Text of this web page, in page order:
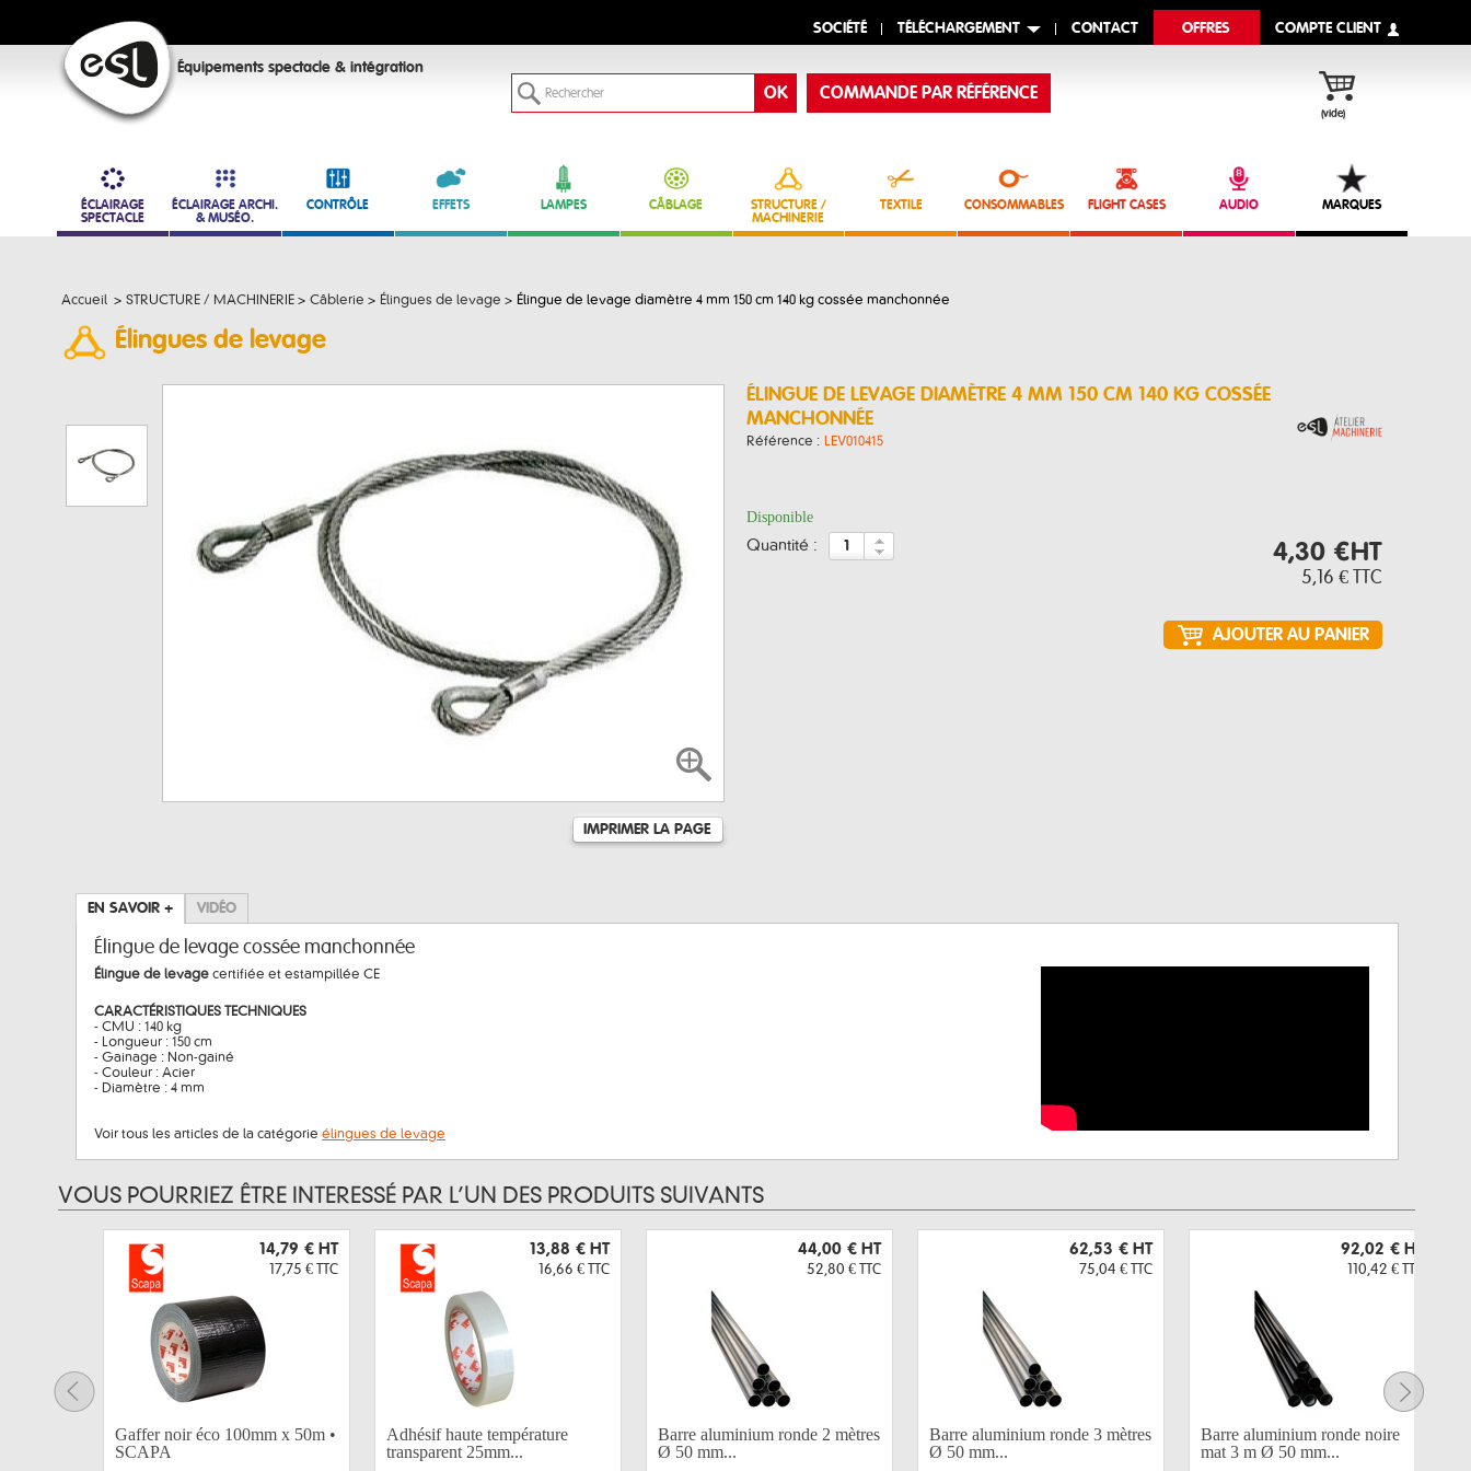
SOCIÉTÉ TÉLÉCHARGEMENT CONTACT OFFRES COMPTE CLIENT
Équipements spectacle & intégration
(vide)
COMMANDE PAR RÉFÉRENCE
ÉCLAIRAGE
SPECTACLE
ÉCLAIRAGE ARCHI.
& MUSÉO.
CONTRÔLE EFFETS LAMPES CÂBLAGE
STRUCTURE /
MACHINERIE
TEXTILE CONSOMMABLES FLIGHT CASES AUDIO MARQUES
Accueil > STRUCTURE / MACHINERIE > Câblerie > Élingues de levage > Élingue de levage diamètre 4 mm 150 cm 140 kg cossée manchonnée
Élingues de levage
IMPRIMER LA PAGE
ÉLINGUE DE LEVAGE DIAMÈTRE 4 MM 150 CM 140 KG COSSÉE
MANCHONNÉE
Référence : LEV010415
Disponible
quantité : 4,30 €HT
5,16 € TTC
EN SAVOIR + VIDÉO
Élingue de levage cossée manchonnée
Élingue de levage certifiée et estampillée CE
CARACTÉRISTIQUES TECHNIQUES
- CMU : 140 kg
- Longueur : 150 cm
- Gainage : Non-gainé
- Couleur : Acier
- Diamètre : 4 mm
Voir tous les articles de la catégorie élingues de levage
VOUS POURRIEZ ÊTRE INTERESSÉ PAR L’UN DES PRODUITS SUIVANTS
14,79 € HT
17,75 € TTC
Gaffer noir éco 100mm x 50m •
SCAPA
13,88 € HT
16,66 € TTC
Adhésif haute température
transparent 25mm...
44,00 € HT
52,80 € TTC
Barre aluminium ronde 2 mètres
Ø 50 mm...
62,53 € HT
75,04 € TTC
Barre aluminium ronde 3 mètres
Ø 50 mm...
92,02 € HT
110,42 € TTC
Barre aluminium ronde noire
mat 3 m Ø 50 mm...